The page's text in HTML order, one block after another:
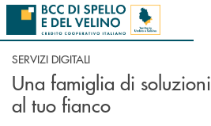
Salta al contenuto principale
SERVIZI DIGITALI
Una famiglia di
al tuo fianco